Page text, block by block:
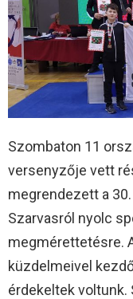
Szombaton 11
versenyzője vett
megrendezett a
Szarvasról nyolc
megmérettetésre.
küzdelmeivel
érdekeltek voltunk.